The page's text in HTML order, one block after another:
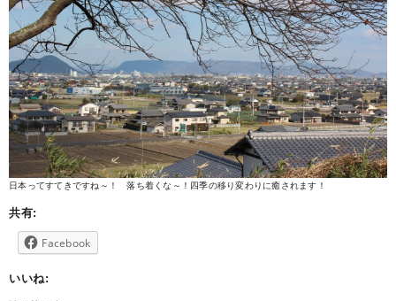
日本ってすてきですね～！ 落ち着くな～！四季の移り変わりに癒されます！
共有:
Facebook
いいね: